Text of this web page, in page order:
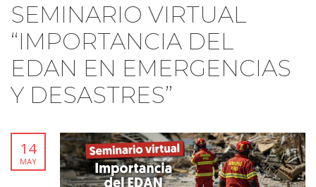
SEMINARIO VIRTUAL
“IMPORTANCIA DEL
EDAN EN EMERGENCIAS
Y DESASTRES”
14
MAY